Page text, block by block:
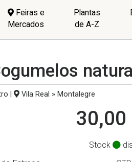
Feiras e
Mercados
Plantas
de A-Z
| Vila Real » Montalegre
30,00
Stock